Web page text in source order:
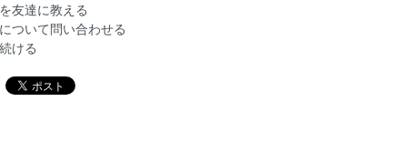
友達に教える
ついて問い合わせる
ける